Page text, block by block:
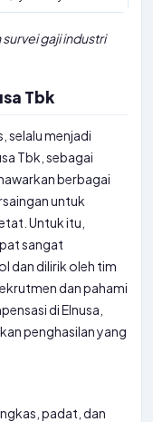
gaji industri
Tbk
selalu menjadi
Tbk, sebagai
berbagai
untuk
Untuk itu,
sangat
dan dilirik oleh tim
dan pahami
di Elnusa,
penghasilan yang
padat, dan